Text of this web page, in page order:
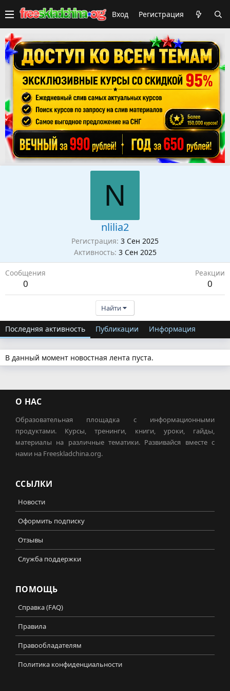
Вход Регистрация
N
nlilia2
Регистрация 3 Сен 2025
Активность 3 Сен 2025
Сообщения
0
Реакции
0
Найти
Последняя активность Публикации Информация
В данный момент новостная лента пуста.
О НАС
Образовательная площадка с информационными
продуктами. Курсы, тренинги, книги, уроки, гайды,
материалы на различные тематики. Развивайся вместе с
нами на Freeskladchina.org.
ССЫЛКИ
Новости
Оформить подписку
Отзывы
Служба поддержки
ПОМОЩЬ
Справка (FAQ)
Правила
Правообладателям
Политика конфиденциальности